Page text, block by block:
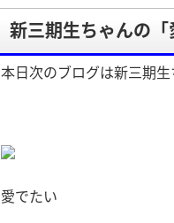
新三期生ちゃんの「
本日次のブログは新三期生
愛でたい